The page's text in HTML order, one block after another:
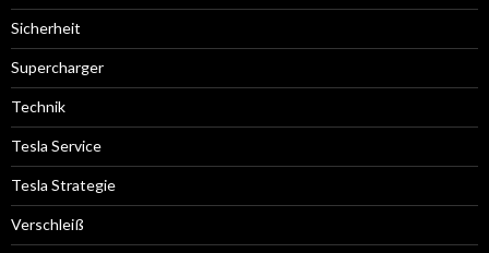
Sicherheit
Supercharger
Technik
Tesla Service
Tesla Strategie
Verschleiß